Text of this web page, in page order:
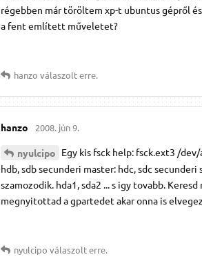
régebben már töröltem xp-t ubuntus gépről
a fent említett műveletet?
hanzo válaszolt erre.
hanzo 2008. jún 9.
nyulcipo Egy kis fsck help: fsck.ext3 /
hdb, sdb secunderi master: hdc, sdc
szamozodik. hda1, sda2 ... s igy tovabb.
megnyitottad a gpartedet akar onna is
nyulcipo válaszolt erre.